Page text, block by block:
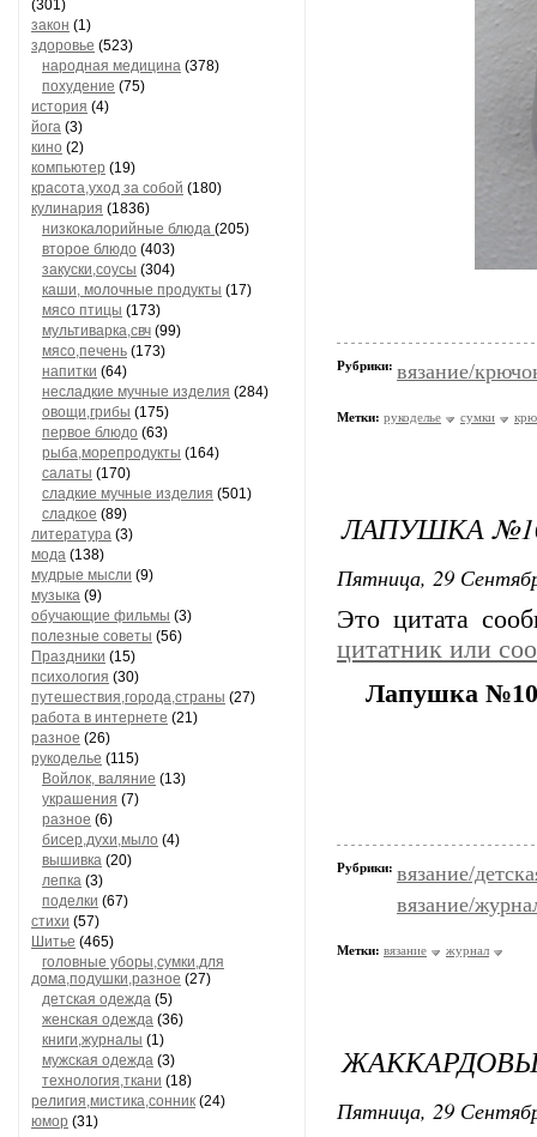
(301)
закон (1)
здоровье (523)
народная медицина (378)
похудение (75)
история (4)
йога (3)
кино (2)
компьютер (19)
красота,уход за собой (180)
кулинария (1836)
низкокалорийные блюда (205)
второе блюдо (403)
закуски,соусы (304)
каши, молочные продукты (17)
мясо птицы (173)
мультиварка,свч (99)
мясо,печень (173)
напитки (64)
несладкие мучные изделия (284)
овощи,грибы (175)
первое блюдо (63)
рыба,морепродукты (164)
салаты (170)
сладкие мучные изделия (501)
сладкое (89)
литература (3)
мода (138)
мудрые мысли (9)
музыка (9)
обучающие фильмы (3)
полезные советы (56)
Праздники (15)
психология (30)
путешествия,города,страны (27)
работа в интернете (21)
разное (26)
рукоделье (115)
Войлок, валяние (13)
украшения (7)
разное (6)
бисер,духи,мыло (4)
вышивка (20)
лепка (3)
поделки (67)
стихи (57)
Шитье (465)
головные уборы,сумки,для
дома,подушки,разное (27)
детская одежда (5)
женская одежда (36)
книги,журналы (1)
мужская одежда (3)
технология,ткани (18)
религия,мистика,сонник (24)
юмор (31)
Рубрики: вязание/
Метки: рукоделье сумки
ЛАПУШКА
Пятница, 29
Это цитата
цитатник или
Лапушка №10
Рубрики: вязание/
вязание/
Метки: вязание журнал
Пятница, 29